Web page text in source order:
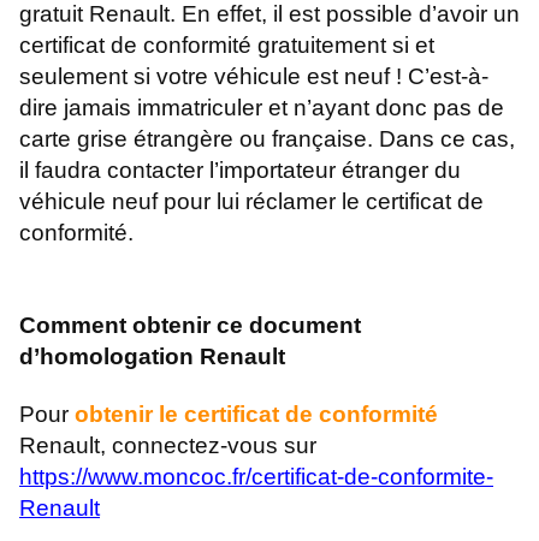
gratuit Renault. En effet, il est possible d’avoir un
certificat de conformité gratuitement si et
seulement si votre véhicule est neuf ! C’est-à-
dire jamais immatriculer et n’ayant donc pas de
carte grise étrangère ou française. Dans ce cas,
il faudra contacter l’importateur étranger du
véhicule neuf pour lui réclamer le certificat de
conformité.
Comment obtenir ce document
d’homologation Renault
Pour obtenir le certificat de conformité
Renault, connectez-vous sur
https://www.moncoc.fr/certificat-de-conformite-
Renault